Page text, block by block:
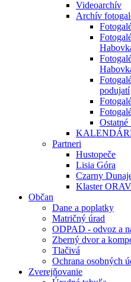
Videoarchív
Archív
podujatí
Ostatné
Partneri
Hustopeče
Lisia Góra
Czarny
Klaster
Občan
Dane a poplatky
Matričný úrad
ODPAD - odvoz a
Zberný dvor a
Tlačivá
Ochrana osobných
Zverejňovanie